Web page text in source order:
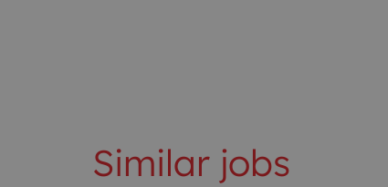
Similar jobs